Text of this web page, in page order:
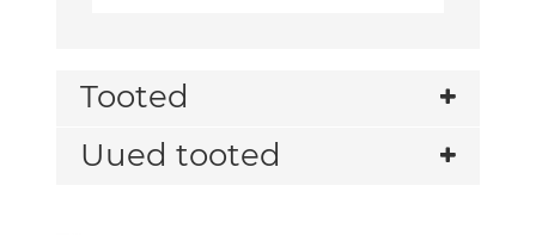
Tooted
Uued tooted